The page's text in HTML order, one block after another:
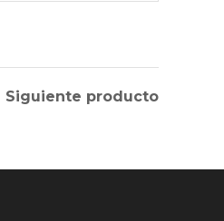
Siguiente producto